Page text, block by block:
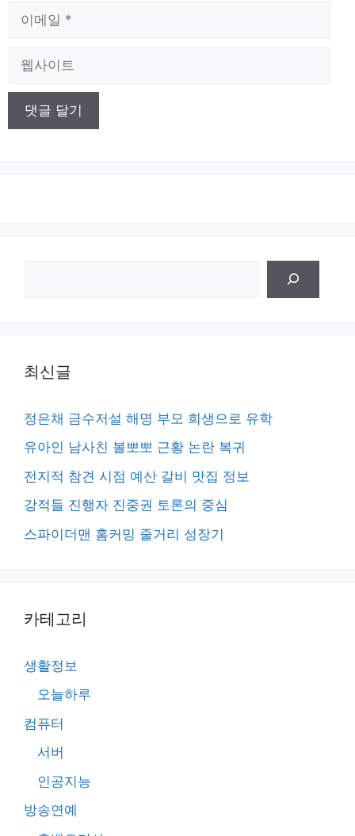
최신글
정은채 금수저설 해명 부모 희생으로 유학
유아인 남사친 볼뽀뽀 근황 논란 복귀
전지적 참견 시점 예산 갈비 맛집 정보
강적들 진행자 진중권 토론의 중심
스파이더맨 홈커밍 줄거리 성장기
카테고리
생활정보
오늘하루
컴퓨터
서버
인공지능
방송연예